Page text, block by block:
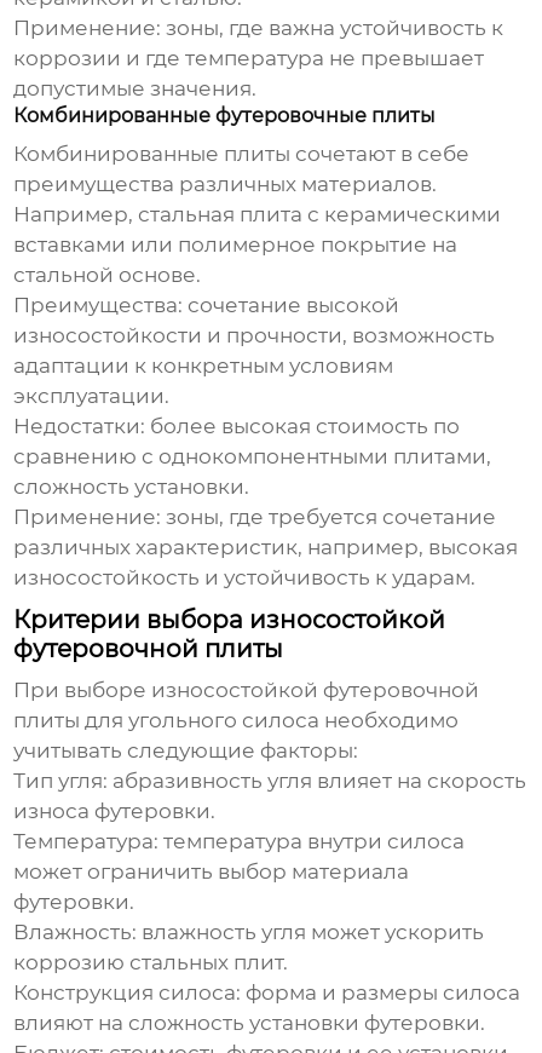
Применение: зоны, где важна устойчивость к
коррозии и где температура не превышает
допустимые значения.
Комбинированные футеровочные плиты
Комбинированные плиты сочетают в себе
преимущества различных материалов.
Например, стальная плита с керамическими
вставками или полимерное покрытие на
стальной основе.
Преимущества: сочетание высокой
износостойкости и прочности, возможность
адаптации к конкретным условиям
эксплуатации.
Недостатки: более высокая стоимость по
сравнению с однокомпонентными плитами,
сложность установки.
Применение: зоны, где требуется сочетание
различных характеристик, например, высокая
износостойкость и устойчивость к ударам.
Критерии выбора износостойкой
футеровочной плиты
При выборе износостойкой футеровочной
плиты для угольного силоса необходимо
учитывать следующие факторы:
Тип угля: абразивность угля влияет на скорость
износа футеровки.
Температура: температура внутри силоса
может ограничить выбор материала
футеровки.
Влажность: влажность угля может ускорить
коррозию стальных плит.
Конструкция силоса: форма и размеры силоса
влияют на сложность установки футеровки.